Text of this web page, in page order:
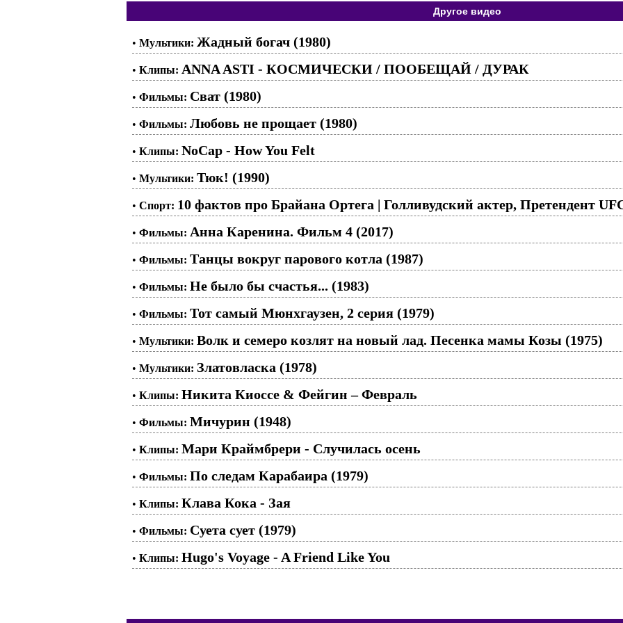
Другое видео
• Мультики: Жадный богач (1980)
• Клипы: ANNA ASTI - КОСМИЧЕСКИ / ПООБЕЩАЙ / ДУРАК
• Фильмы: Сват (1980)
• Фильмы: Любовь не прощает (1980)
• Клипы: NoCap - How You Felt
• Мультики: Тюк! (1990)
• Спорт: 10 фактов про Брайана Ортега | Голливудский актер, Претендент
• Фильмы: Анна Каренина. Фильм 4 (2017)
• Фильмы: Танцы вокруг парового котла (1987)
• Фильмы: Не было бы счастья... (1983)
• Фильмы: Тот самый Мюнхгаузен, 2 серия (1979)
• Мультики: Волк и семеро козлят на новый лад. Песенка мамы Козы (1975)
• Мультики: Златовласка (1978)
• Клипы: Никита Киоссе & Фейгин – Февраль
• Фильмы: Мичурин (1948)
• Клипы: Мари Краймбрери - Случилась осень
• Фильмы: По следам Карабаира (1979)
• Клипы: Клава Кока - Зая
• Фильмы: Суета сует (1979)
• Клипы: Hugo's Voyage - A Friend Like You